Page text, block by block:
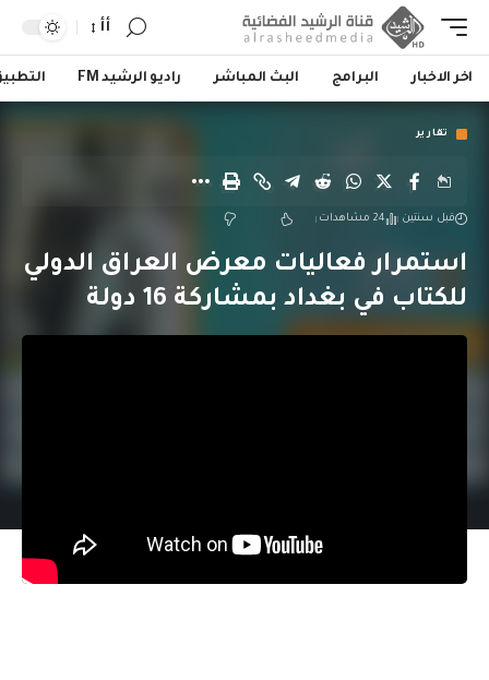
أأ
اخر الاخبار البرامج البث المباشر راديو الرشيد FM
تقارير
قبل سنتين 24 مشاهدات
استمرار فعاليات معرض العراق الدولي
للكتاب في بغداد بمشاركة 16 دولة